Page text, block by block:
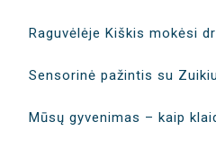
Raguvėlėje Kiškis mokėsi
Sensorinė pažintis su
Mūsų gyvenimas – kaip